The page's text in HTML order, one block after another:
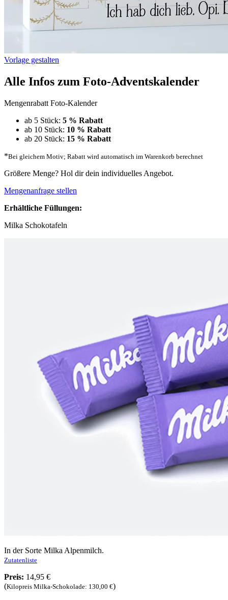
Vorlage gestalten
Alle Infos zum Foto-Adventskalender
Mengenrabatt Foto-Kalender
ab 5 Stück: 5 % Rabatt
ab 10 Stück: 10 % Rabatt
ab 20 Stück: 15 % Rabatt
*Bei gleichem Motiv; Rabatt wird automatisch im Warenkorb berechnet
Größere Menge? Hol dir dein individuelles Angebot.
Mengenanfrage stellen
Erhältliche Füllungen:
Milka Schokotafeln
In der Sorte Milka Alpenmilch.
Zutatenliste
Preis: 14,95 €
(Kilopreis Milka-Schokolade: 130,00 €)